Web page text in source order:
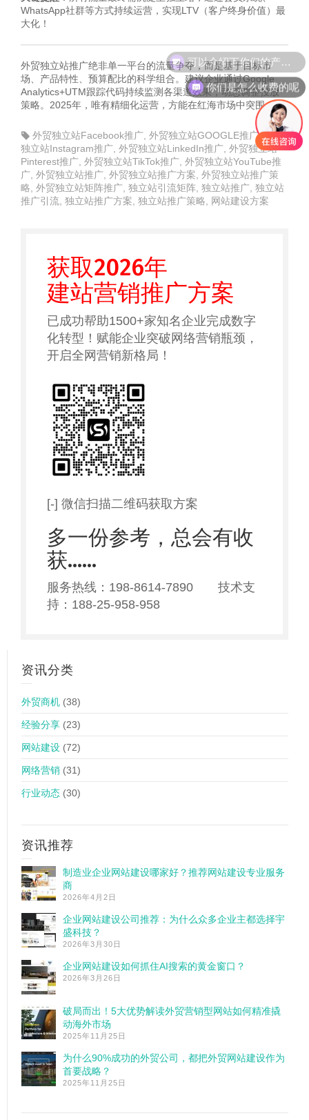
WhatsApp社群等方式持续运营，实现LTV（客户终身价值）最
大化！
外贸独立站推广绝非单一平台的流量争夺，而是基于目标市
场、产品特性、预算配比的科学组合。建议企业通过Google
Analytics+UTM跟踪代码持续监测各渠道效果，动态调整投放
策略。2025年，唯有精细化运营，方能在红海市场中突围！
外贸独立站Facebook推广 外贸独立站GOOGLE推广,外贸
独立站Instagram推广 外贸独立站LinkedIn推广 外贸独立站
Pinterest推广 外贸独立站TikTok推广 外贸独立站YouTube推
广 外贸独立站推广 外贸独立站推广方案 外贸独立站推广策
略 外贸独立站矩阵推广 独立站引流矩阵 独立站推广 独立站
推广引流 独立站推广方案 独立站推广策略 网站建设方案
获取2026年
建站营销推广方案
已成功帮助1500+家知名企业完成数字
化转型！赋能企业突破网络营销瓶颈，
开启全网营销新格局！
[-] 微信扫描二维码获取方案
多一份参考，总会有收
获……
服务热线：198-8614-7890 技术支
持：188-25-958-958
资讯分类
外贸商机 (38)
经验分享 (23)
网站建设 (72)
网络营销 (31)
行业动态 (30)
资讯推荐
制造业企业网站建设哪家好？推荐网站建设专业服务
商
2026年4月2日
企业网站建设公司推荐：为什么众多企业主都选择宇
盛科技？
2026年3月30日
企业网站建设如何抓住AI搜索的黄金窗口？
2026年3月26日
破局而出！5大优势解读外贸营销型网站如何精准撬
动海外市场
2025年11月25日
为什么90%成功的外贸公司，都把外贸网站建设作为
首要战略？
2025年11月25日
可以介绍下你们的产品么
你们是怎么收费的呢